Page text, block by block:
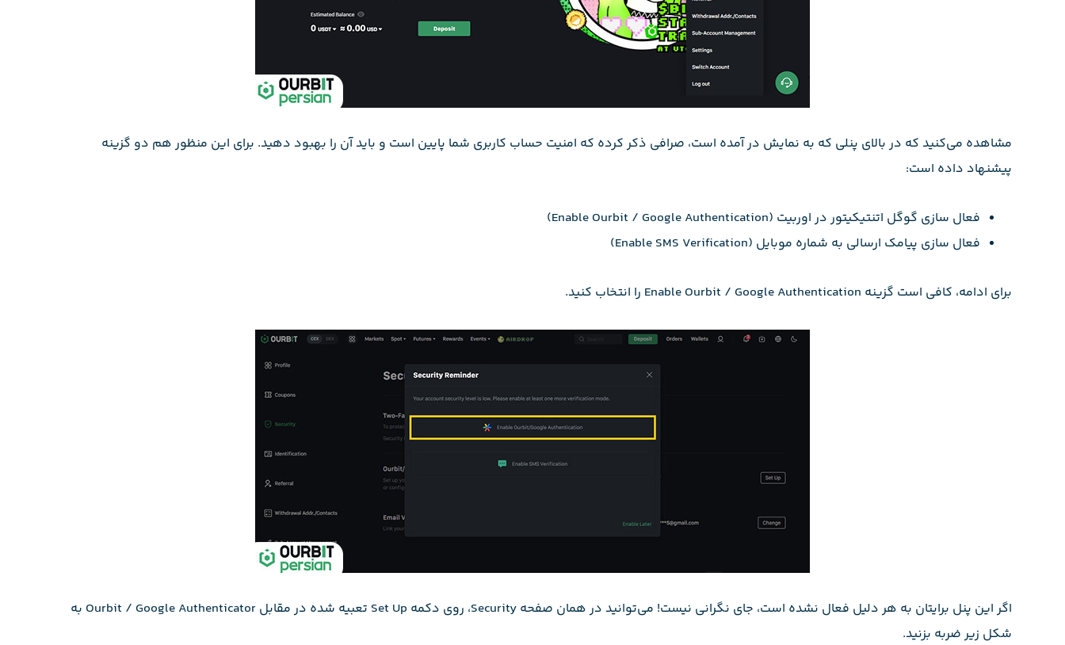
مشاهده می‌کنید که در بالای پنلی که به نمایش در آمده است، صرافی ذکر کرده که امنیت حساب کاربری شما پایین است و باید آن را بهبود دهید. برای این منظور هم دو گزینه
پیشنهاد داده است:
فعال سازی گوگل اتنتیکیتور در اوربیت (Enable Ourbit / Google Authentication)
فعال سازی پیامک ارسالی به شماره موبایل (Enable SMS Verification)
برای ادامه، کافی است گزینه Enable Ourbit / Google Authentication را انتخاب کنید.
اگر این پنل برایتان به هر دلیل فعال نشده است، جای نگرانی نیست! می‌توانید در همان صفحه Security، روی دکمه Set Up تعبیه شده در مقابل Ourbit / Google Authenticator به
شکل زیر ضربه بزنید.